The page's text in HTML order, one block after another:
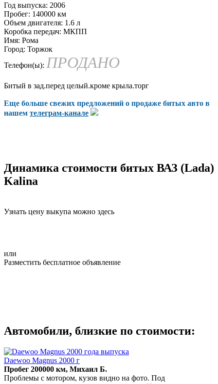
Год выпуска: 2006
Пробег: 140000 км
Объем двигателя: 1.6 л
Коробка передач: МКПП
Имя: Рома
Город: Торжок
Телефон(ы): ПРОДАНО
Битый в зад.перед целый.кроме крыла.торг
Еще больше свежих предложений о продаже битых авто в
нашем телеграм-канале
Динамика стоимости битых ВАЗ (Lada)
Kalina
Узнать цену выкупа можно здесь
или
Разместить бесплатное объявление
Автомобили, близкие по стоимости:
Daewoo Magnus 2000 г
Пробег 200000 км, Михаил Б.
Проблемы с мотором, кузов видно на фото. Под